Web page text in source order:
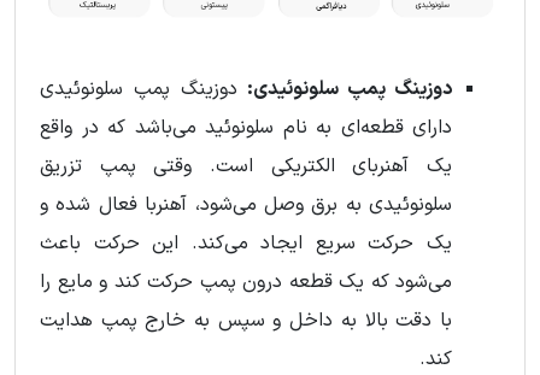
دوزینگ پمپ سلونوئیدی: دوزینگ پمپ سلونوئیدی
دارای قطعه‌ای به نام سلونوئید می‌باشد که در واقع
یک آهنربای الکتریکی است. وقتی پمپ تزریق
سلونوئیدی به برق وصل می‌شود، آهنربا فعال شده و
یک حرکت سریع ایجاد می‌کند. این حرکت باعث
می‌شود که یک قطعه درون پمپ حرکت کند و مایع را
با دقت بالا به داخل و سپس به خارج پمپ هدایت
کند.